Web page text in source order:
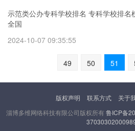
示范类公办专科学校排名 专科学校排名
全国
2024-10-07 09:35:55
49 50 51
版权声明 联系方式 关于
淄博多维网络科技有限公司版权所有鲁ICP备